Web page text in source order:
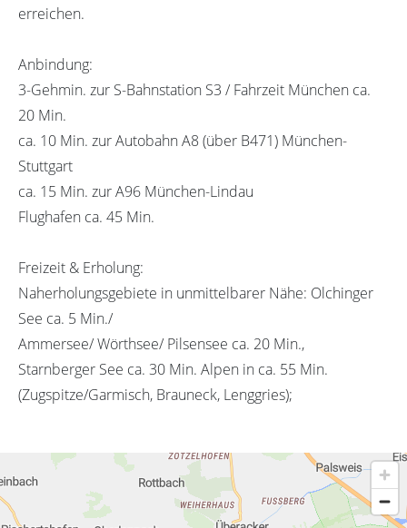
erreichen.
Anbindung:
3-Gehmin. zur S-Bahnstation S3 / Fahrzeit München ca.
20 Min.
ca. 10 Min. zur Autobahn A8 (über B471) München-
Stuttgart
ca. 15 Min. zur A96 München-Lindau
Flughafen ca. 45 Min.
Freizeit & Erholung:
Naherholungsgebiete in unmittelbarer Nähe: Olchinger
See ca. 5 Min./
Ammersee/ Wörthsee/ Pilsensee ca. 20 Min.,
Starnberger See ca. 30 Min. Alpen in ca. 55 Min.
(Zugspitze/Garmisch, Brauneck, Lenggries);